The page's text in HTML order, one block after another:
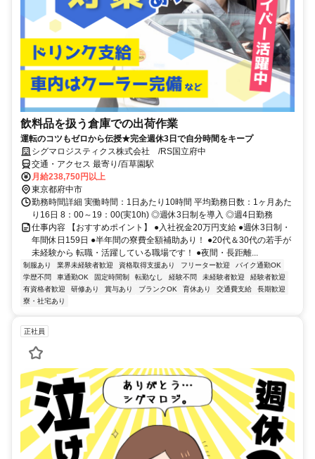
飲料品を扱う倉庫での出荷作業
運転のコツもゼロから伝授★完全週休3日で自分時間をキープ
シグマロジスティクス株式会社 /RS国立府中
交通・アクセス 最寄り/百草園駅
月給238,750円以上
東京都府中市
勤務時間詳細 実働時間：1日あたり10時間 平均勤務日数：1ヶ月あた
り16日 8：00～19：00(実10h) ◎週休3日制を導入 ◎週4日勤務
仕事内容 【おすすめポイント】 ●入社祝金20万円支給 ●週休3日制・
年間休日159日 ●半年間の寮費全額補助あり！ ●20代＆30代の若手が
未経験から 転職・活躍している職場です！ ●夜間・長距離...
制服あり 業界未経験者歓迎 資格取得支援あり フリーター歓迎
バイク通勤OK
学歴不問
車通勤OK 固定時間制 転勤なし 経験不問 未経験者歓迎
経験者歓迎
有資格者歓迎
研修あり 賞与あり ブランクOK 育休あり 交通費支給
長期歓迎
寮・社宅あり
正社員